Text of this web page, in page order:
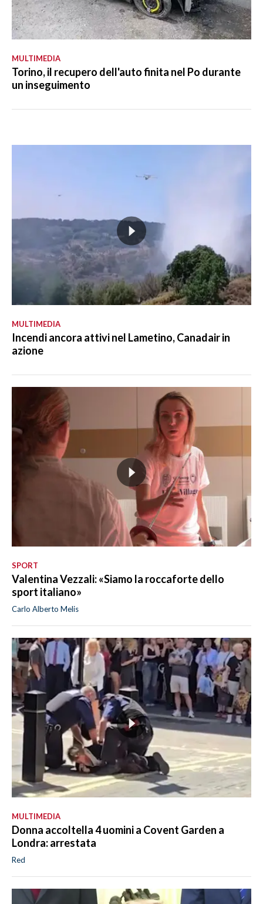
MULTIMEDIA
Torino, il recupero dell'auto finita nel Po durante
un inseguimento
MULTIMEDIA
Incendi ancora attivi nel Lametino, Canadair in
azione
SPORT
Valentina Vezzali: «Siamo la roccaforte dello
sport italiano»
Carlo Alberto Melis
MULTIMEDIA
Donna accoltella 4 uomini a Covent Garden a
Londra: arrestata
Red